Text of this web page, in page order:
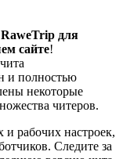
для
сайте!
и полностью
некоторые
читеров.
рабочих настроек,
Следите за